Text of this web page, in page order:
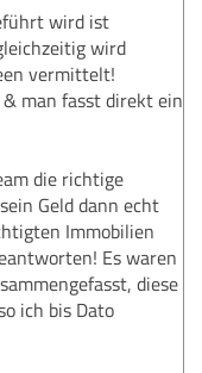
wird ist
wird
vermittelt!
man fasst direkt ein
die richtige
Geld dann echt
Immobilien
Es waren
diese
ich bis Dato